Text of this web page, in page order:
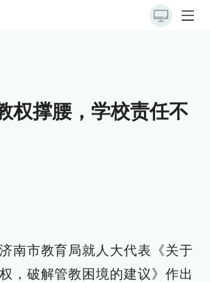
权撑腰，学校责任不
南市教育局就人大代表《关于
，破解管教困境的建议》作出